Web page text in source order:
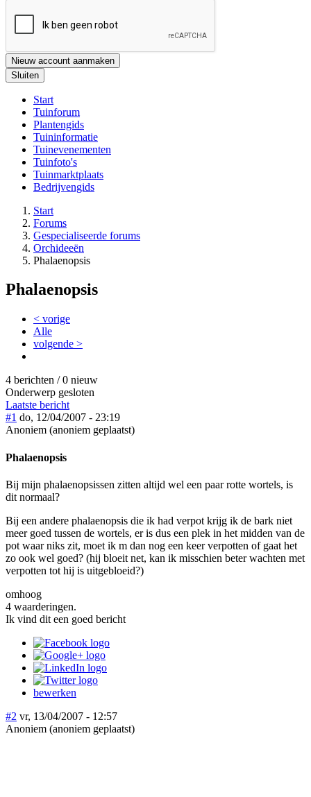
Nieuw account aanmaken
Sluiten
Start
Tuinforum
Plantengids
Tuininformatie
Tuinevenementen
Tuinfoto's
Tuinmarktplaats
Bedrijvengids
Start
Forums
Gespecialiseerde forums
Orchideeën
Phalaenopsis
Phalaenopsis
< vorige
Alle
volgende >
4 berichten / 0 nieuw
Onderwerp gesloten
Laatste bericht
#1 do, 12/04/2007 - 23:19
Anoniem (anoniem geplaatst)
Phalaenopsis
Bij mijn phalaenopsissen zitten altijd wel een paar rotte wortels, is
dit normaal?
Bij een andere phalaenopsis die ik had verpot krijg ik de bark niet
meer goed tussen de wortels, er is dus een plek in het midden van de
pot waar niks zit, moet ik m dan nog een keer verpotten of gaat het
zo ook wel goed? (hij bloeit net, kan ik misschien beter wachten met
verpotten tot hij is uitgebloeid?)
omhoog
4 waarderingen.
Ik vind dit een goed bericht
bewerken
#2 vr, 13/04/2007 - 12:57
Anoniem (anoniem geplaatst)